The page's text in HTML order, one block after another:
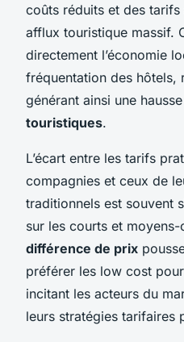
coûts réduits et des
afflux touristique massif.
directement l’économie
fréquentation des hôtels,
générant ainsi une
touristiques.
L’écart entre les tarifs
compagnies et ceux de
traditionnels est souvent
sur les courts et
différence de prix
préférer les low cost
incitant les acteurs du
leurs stratégies tarifaires